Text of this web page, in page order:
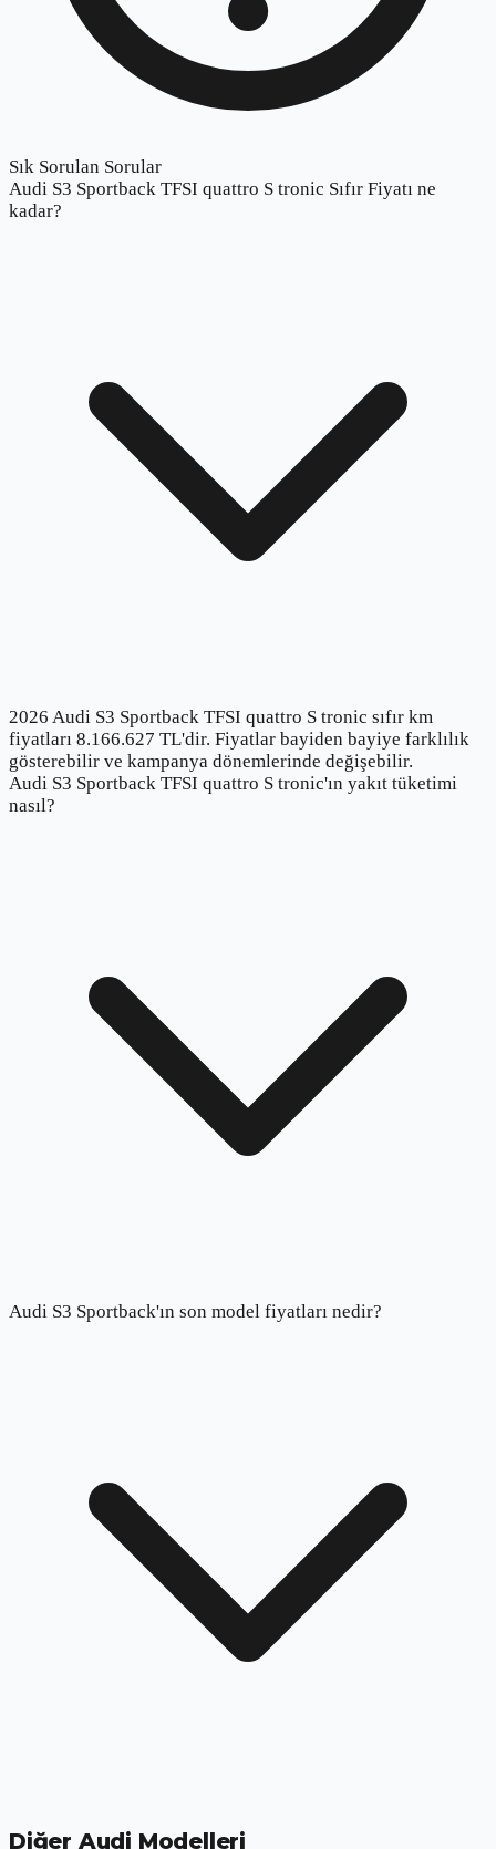
Sık Sorulan Sorular
Audi S3 Sportback TFSI quattro S tronic Sıfır Fiyatı ne
kadar?
2026 Audi S3 Sportback TFSI quattro S tronic sıfır km
fiyatları 8.166.627 TL'dir. Fiyatlar bayiden bayiye farklılık
gösterebilir ve kampanya dönemlerinde değişebilir.
Audi S3 Sportback TFSI quattro S tronic'ın yakıt tüketimi
nasıl?
Audi S3 Sportback'ın son model fiyatları nedir?
Diğer Audi Modelleri